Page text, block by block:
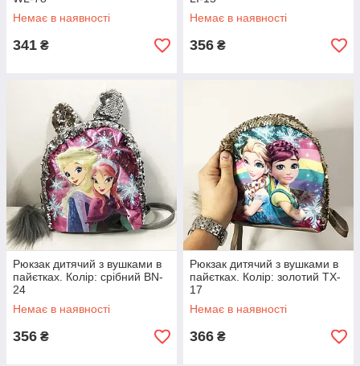
Немає в наявності
341 ₴
Немає в наявності
356 ₴
Рюкзак дитячий з вушками в
пайєтках. Колір: срібний BN-
24
Немає в наявності
356 ₴
Рюкзак дитячий з вушками в
пайєтках. Колір: золотий TX-
17
Немає в наявності
366 ₴